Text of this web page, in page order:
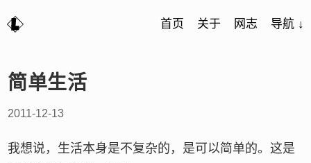
首页 关于 网志 导航 ↓
简单生活
2011-12-13
我想说，生活本身是不复杂的，是可以简单的。这是